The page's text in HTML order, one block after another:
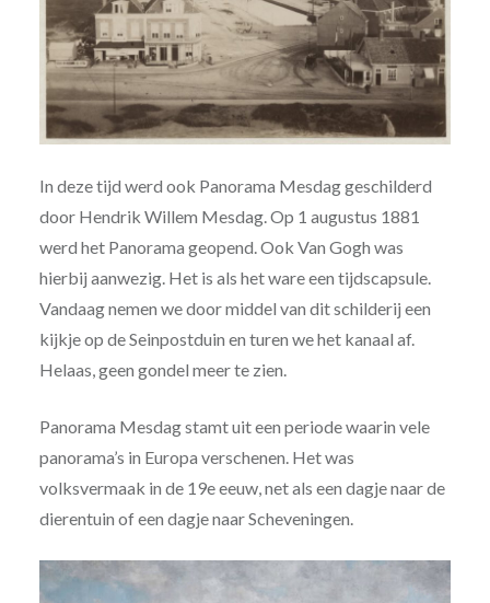
In deze tijd werd ook Panorama Mesdag geschilderd
door Hendrik Willem Mesdag. Op 1 augustus 1881
werd het Panorama geopend. Ook Van Gogh was
hierbij aanwezig. Het is als het ware een tijdscapsule.
Vandaag nemen we door middel van dit schilderij een
kijkje op de Seinpostduin en turen we het kanaal af.
Helaas, geen gondel meer te zien.
Panorama Mesdag stamt uit een periode waarin vele
panorama’s in Europa verschenen. Het was
volksvermaak in de 19e eeuw, net als een dagje naar de
dierentuin of een dagje naar Scheveningen.